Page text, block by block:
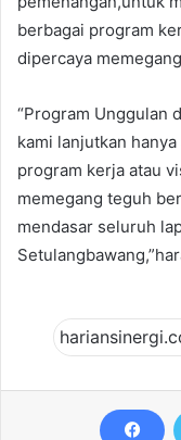
berbagai program
dipercaya
“Program Unggulan
kami lanjutkan
program kerja atau
memegang teguh
mendasar seluruh